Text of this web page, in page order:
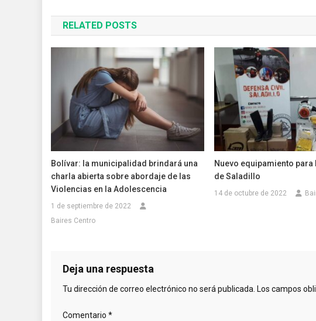
de
entradas
RELATED POSTS
Bolívar: la municipalidad brindará una
charla abierta sobre abordaje de las
Violencias en la Adolescencia
1 de septiembre de 2022
Baires Centro
Nuevo equipamiento para
de Saladillo
14 de octubre de 2022
Deja una respuesta
Tu dirección de correo electrónico no será publicada. Los campos
Comentario *